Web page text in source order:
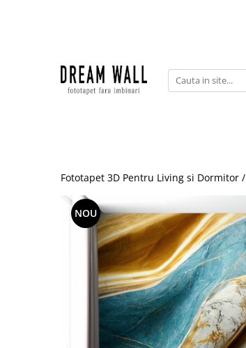
Fototapet 3DFototapet 3D Pentru Living si Dormitor /
NOU